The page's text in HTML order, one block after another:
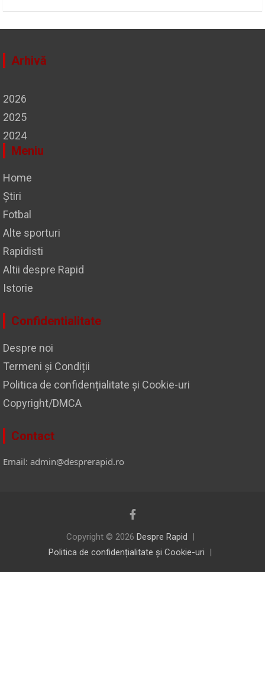
Arhivă
2026
2025
2024
Meniu
Home
Știri
Fotbal
Alte sporturi
Rapidisti
Altii despre Rapid
Istorie
Confidentialitate
Despre noi
Termeni și Condiții
Politica de confidențialitate și Cookie-uri
Copyright/DMCA
Contact
Email: admin@desprerapid.ro
Copyright © 2026 Despre Rapid
Politica de confidențialitate și Cookie-uri